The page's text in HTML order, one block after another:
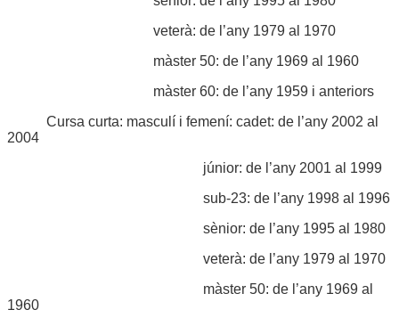
veterà: de l’any 1979 al 1970
màster 50: de l’any 1969 al 1960
màster 60: de l’any 1959 i anteriors
Cursa curta: masculí i femení: cadet: de l’any 2002 al
2004
júnior: de l’any 2001 al 1999
sub-23: de l’any 1998 al 1996
sènior: de l’any 1995 al 1980
veterà: de l’any 1979 al 1970
màster 50: de l’any 1969 al
1960